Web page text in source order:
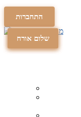
תרומה
התחברות
תרומה
שלום אורח